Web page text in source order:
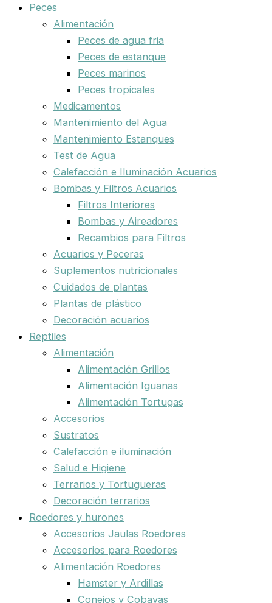
Peces
Alimentación
Peces de agua fria
Peces de estanque
Peces marinos
Peces tropicales
Medicamentos
Mantenimiento del Agua
Mantenimiento Estanques
Test de Agua
Calefacción e Iluminación Acuarios
Bombas y Filtros Acuarios
Filtros Interiores
Bombas y Aireadores
Recambios para Filtros
Acuarios y Peceras
Suplementos nutricionales
Cuidados de plantas
Plantas de plástico
Decoración acuarios
Reptiles
Alimentación
Alimentación Grillos
Alimentación Iguanas
Alimentación Tortugas
Accesorios
Sustratos
Calefacción e iluminación
Salud e Higiene
Terrarios y Tortugueras
Decoración terrarios
Roedores y hurones
Accesorios Jaulas Roedores
Accesorios para Roedores
Alimentación Roedores
Hamster y Ardillas
Conejos y Cobayas